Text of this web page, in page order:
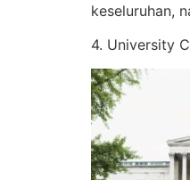
keseluruhan,
4. University